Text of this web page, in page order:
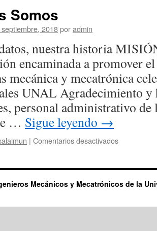
Somos
2018poradmin
nuestra historia
encaminada a promover
mecánica y mecatrónica
UNAL Agradecimiento y
personal administrativo
… Sigue leyendo →
| Comentarios desactivadosen
Mecánicos y Mecatrónicos de la